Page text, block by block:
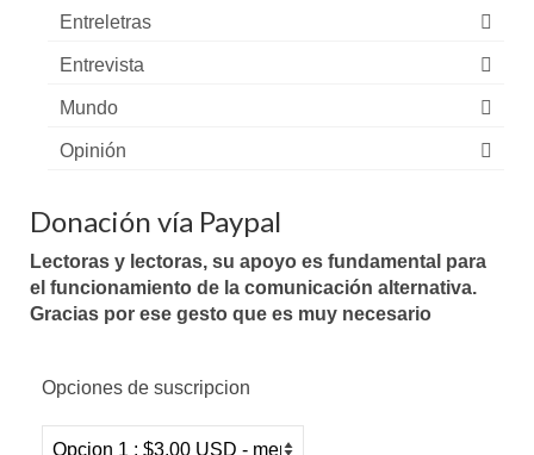
Entreletras
Entrevista
Mundo
Opinión
Donación vía Paypal
Lectoras y lectoras, su apoyo es fundamental para
el funcionamiento de la comunicación alternativa.
Gracias por ese gesto que es muy necesario
Opciones de suscripcion